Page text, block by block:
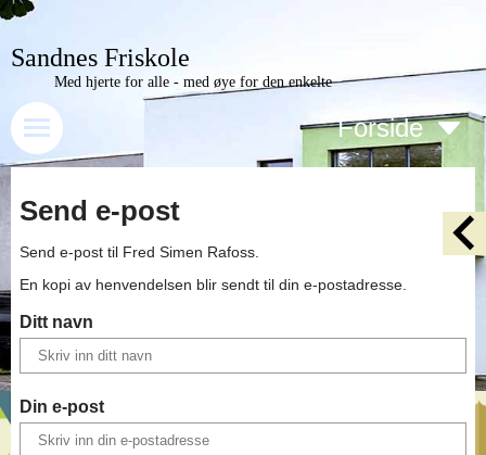
Sandnes Friskole
Med hjerte for alle - med øye for den enkelte
Forside
Send e-post
Send e-post til Fred Simen Rafoss.
En kopi av henvendelsen blir sendt til din e-postadresse.
Ditt navn
Din e-post